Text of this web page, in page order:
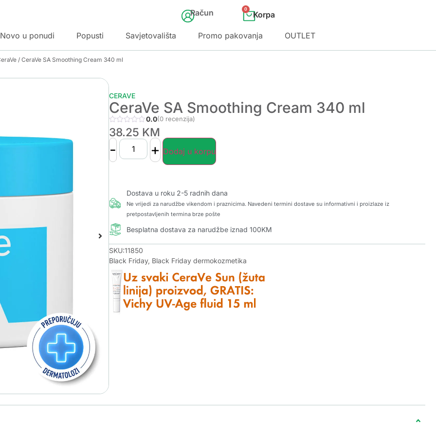
Račun 0
Novo u ponudi Popusti Savjetovališta Promo pakovanja OUTLET
/ CeraVe SA Smoothing Cream 340 ml
CERAVE
CeraVe SA Smoothing Cream 340 ml
0.0(0 recenzija)
38.25 KM
- + Dodaj u korpu
Dostava u roku 2-5 radnih dana
Ne vrijedi za narudžbe vikendom i praznicima. Navedeni termini dostave su informativni i proizlaze iz
pretpostavljenih termina brze pošte
Besplatna dostava za narudžbe iznad 100KM
SKU:11850
Black Friday, Black Friday dermokozmetika